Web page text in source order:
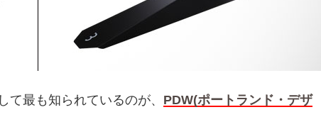
て最も知られているのが、 PDW(ポートランド・デザ